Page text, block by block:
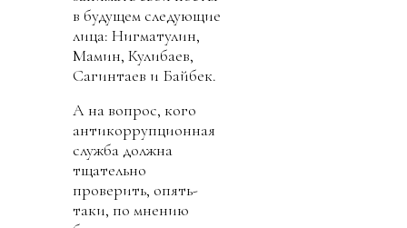
в будущем следующие
лица: Нигматулин,
Мамин, Кулибаев,
Сагинтаев и Байбек.
А на вопрос, кого
антикоррупционная
служба должна
тщательно
проверить, опять-
таки, по мнению